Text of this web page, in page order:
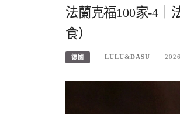
法蘭克福100家-4｜
食）
德國 LULU&DASU